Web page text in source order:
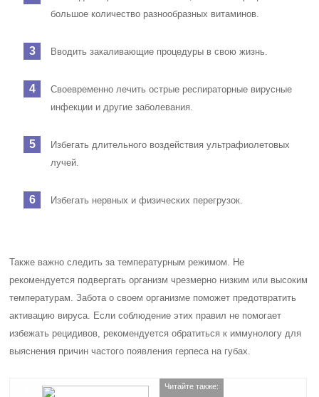
большое количество разнообразных витаминов.
Вводить закаливающие процедуры в свою жизнь.
Своевременно лечить острые респираторные вирусные
инфекции и другие заболевания.
Избегать длительного воздействия ультрафиолетовых
лучей.
Избегать нервных и физических перегрузок.
Также важно следить за температурным режимом. Не
рекомендуется подвергать организм чрезмерно низким или высоким
температурам. Забота о своем организме поможет предотвратить
активацию вируса. Если соблюдение этих правил не помогает
избежать рецидивов, рекомендуется обратиться к иммунологу для
выяснения причин частого появления герпеса на губах.
Читайте также: